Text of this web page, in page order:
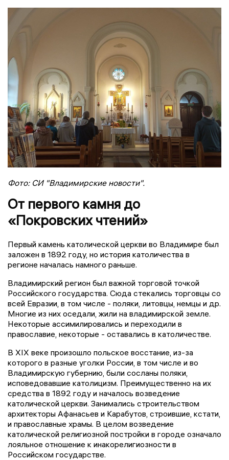
Фото: СИ "Владимирские новости".
От первого камня до
«Покровских чтений»
Первый камень католической церкви во Владимире был
заложен в 1892 году, но история католичества в
регионе началась намного раньше.
Владимирский регион был важной торговой точкой
Российского государства. Сюда стекались торговцы со
всей Евразии, в том числе - поляки, литовцы, немцы и др.
Многие из них оседали, жили на владимирской земле.
Некоторые ассимилировались и переходили в
православие, некоторые - оставались в католичестве.
В XIX веке произошло польское восстание, из-за
которого в разные уголки России, в том числе и во
Владимирскую губернию, были сосланы поляки,
исповедовавшие католицизм. Преимущественно на их
средства в 1892 году и началось возведение
католической церкви. Занимались строительством
архитекторы Афанасьев и Карабутов, строившие, кстати,
и православные храмы. В целом возведение
католической религиозной постройки в городе означало
лояльное отношение к инакорелигиозности в
Российском государстве.